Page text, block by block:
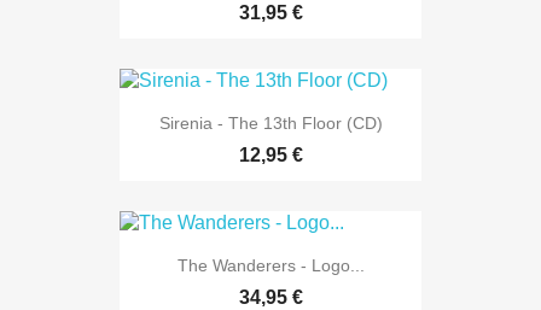
31,95 €
Sirenia - The 13th Floor (CD)
12,95 €
The Wanderers - Logo...
34,95 €